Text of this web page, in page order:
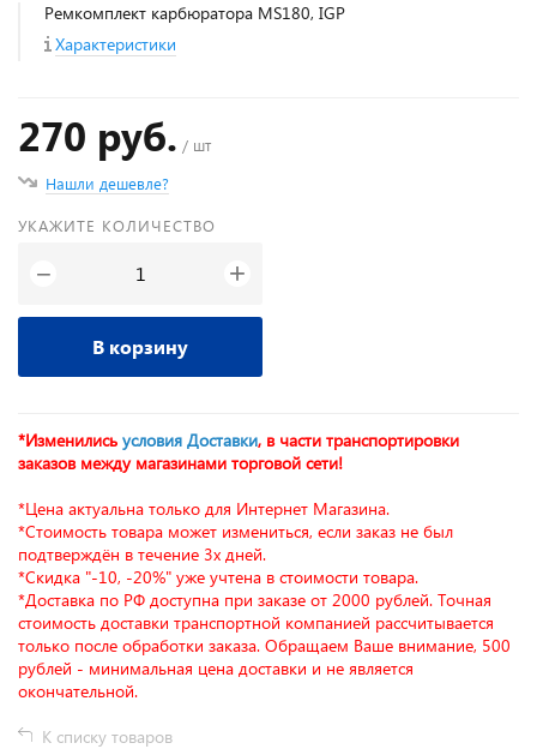
Ремкомплект карбюратора MS180, IGP
Характеристики
270 руб. / шт
Нашли дешевле?
УКАЖИТЕ КОЛИЧЕСТВО
− +
В корзину
*Изменились условия Доставки, в части транспортировки
заказов между магазинами торговой сети!
*Цена актуальна только для Интернет Магазина.
*Стоимость товара может измениться, если заказ не был
подтверждён в течение 3х дней.
*Скидка "-10, -20%" уже учтена в стоимости товара.
*Доставка по РФ доступна при заказе от 2000 рублей. Точная
стоимость доставки транспортной компанией рассчитывается
только после обработки заказа. Обращаем Ваше внимание, 500
рублей - минимальная цена доставки и не является
окончательной.
К списку товаров